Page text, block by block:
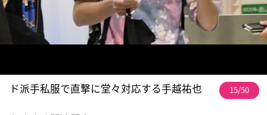
ド派手私服で直撃に堂々対応する手越祐也 15/50